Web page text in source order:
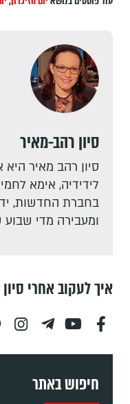
סיון רהב-מאיר
סיון רהב מאיר
לידידיה, אימא
בחברת החדשות,
ומעבירה מדי
איך לעקוב אחרי
חיפוש באתר